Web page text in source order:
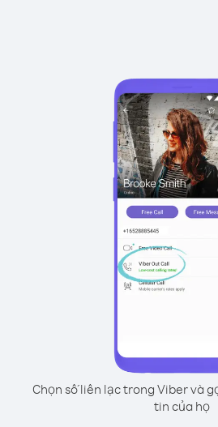
Chọn số liên lạc trong Viber và
tin của họ